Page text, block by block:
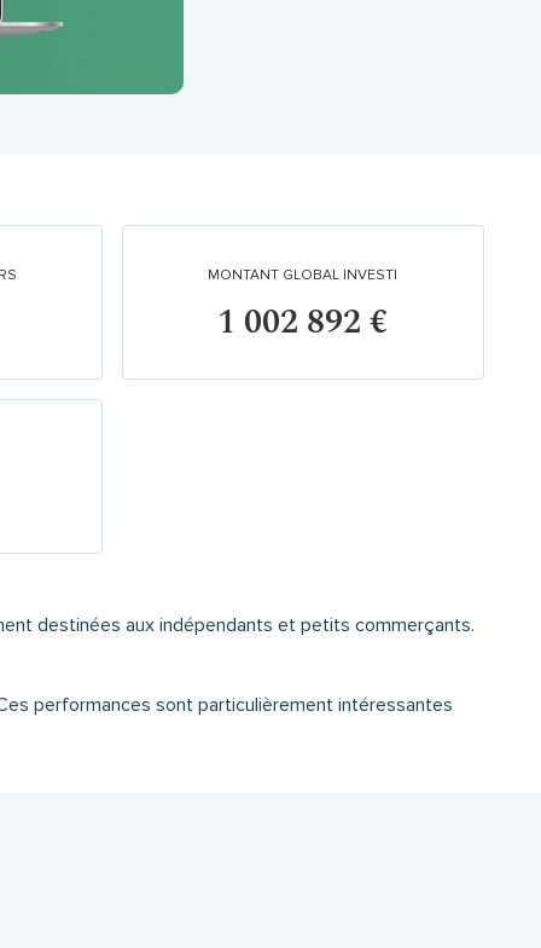
MONTANT GLOBAL INVESTI
1 002 892 €
destinées aux indépendants et petits commerçants.
performances sont particulièrement intéressantes